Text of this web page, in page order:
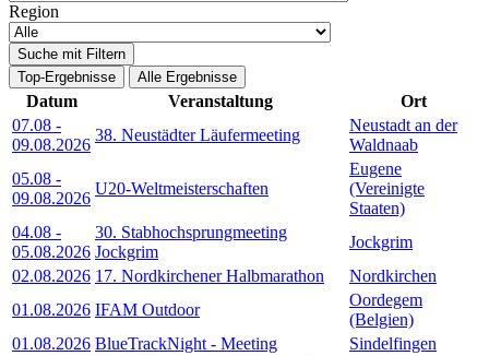
Region
Suche mit Filtern
Top-Ergebnisse
Alle Ergebnisse
Datum Veranstaltung
Ort
07.08 -
09.08.2026
38. Neustädter Läufermeeting
Neustadt an der
Waldnaab
05.08 -
09.08.2026
U20-Weltmeisterschaften
Eugene
(Vereinigte
Staaten)
04.08 -
05.08.2026
30. Stabhochsprungmeeting
Jockgrim
Jockgrim
02.08.2026 17. Nordkirchener Halbmarathon
Nordkirchen
01.08.2026 IFAM Outdoor
Oordegem
(Belgien)
01.08.2026 BlueTrackNight - Meeting
Sindelfingen